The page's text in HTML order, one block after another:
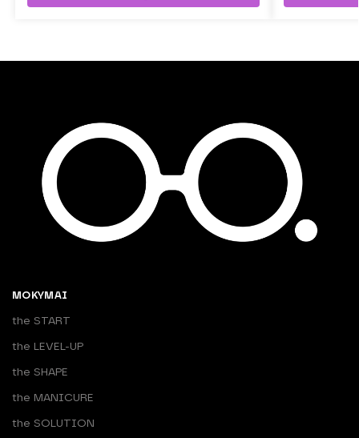
MOKYMAI
the START
the LEVEL-UP
the SHAPE
the MANICURE
the SOLUTION